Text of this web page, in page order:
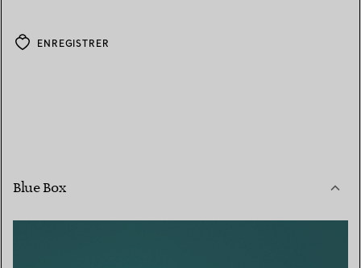
ENREGISTRER
Blue Box